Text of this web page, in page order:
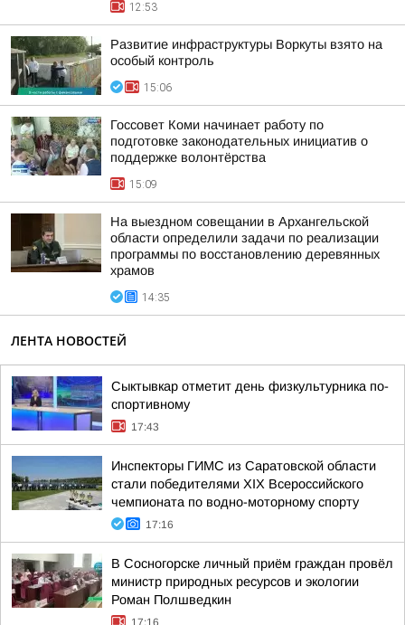
12:53
Развитие инфраструктуры Воркуты взято на
особый контроль
15:06
Госсовет Коми начинает работу по
подготовке законодательных инициатив о
поддержке волонтёрства
15:09
На выездном совещании в Архангельской
области определили задачи по реализации
программы по восстановлению деревянных
храмов
14:35
ЛЕНТА НОВОСТЕЙ
Сыктывкар отметит день физкультурника по-
спортивному
17:43
Инспекторы ГИМС из Саратовской области
стали победителями XIX Всероссийского
чемпионата по водно-моторному спорту
17:16
В Сосногорске личный приём граждан провёл
министр природных ресурсов и экологии
Роман Полшведкин
17:16